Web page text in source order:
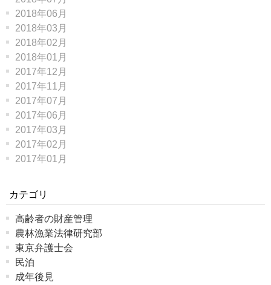
2018年06月
2018年03月
2018年02月
2018年01月
2017年12月
2017年11月
2017年07月
2017年06月
2017年03月
2017年02月
2017年01月
カテゴリ
高齢者の財産管理
農林漁業法律研究部
東京弁護士会
民泊
成年後見